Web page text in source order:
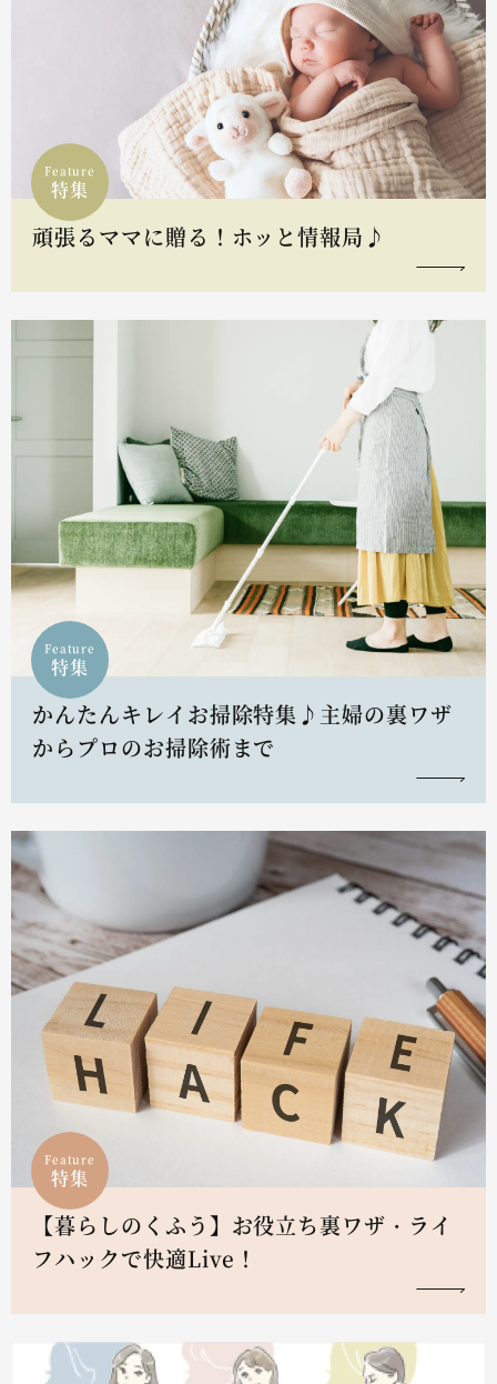
Feature
特集
頑張るママに贈る！ホッと情報局♪
Feature
特集
かんたんキレイお掃除特集♪主婦の裏ワザ
からプロのお掃除術まで
Feature
特集
【暮らしのくふう】お役立ち裏ワザ・ライ
フハックで快適Live！